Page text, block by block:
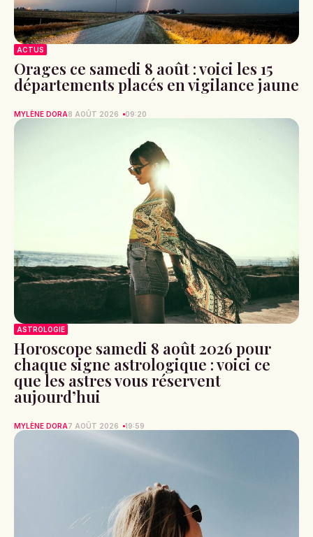
ACTUS
Orages ce samedi 8 août : voici les 15
départements placés en vigilance jaune
MYLÈNE DORA8 AOÛT 2026 09:20
ASTROLOGIE
Horoscope samedi 8 août 2026 pour
chaque signe astrologique : voici ce
que les astres vous réservent
aujourd’hui
MYLÈNE DORA7 AOÛT 2026 19:59